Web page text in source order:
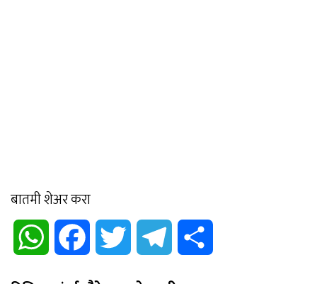
बातमी शेअर करा
WhatsApp Facebook Twitter Telegram